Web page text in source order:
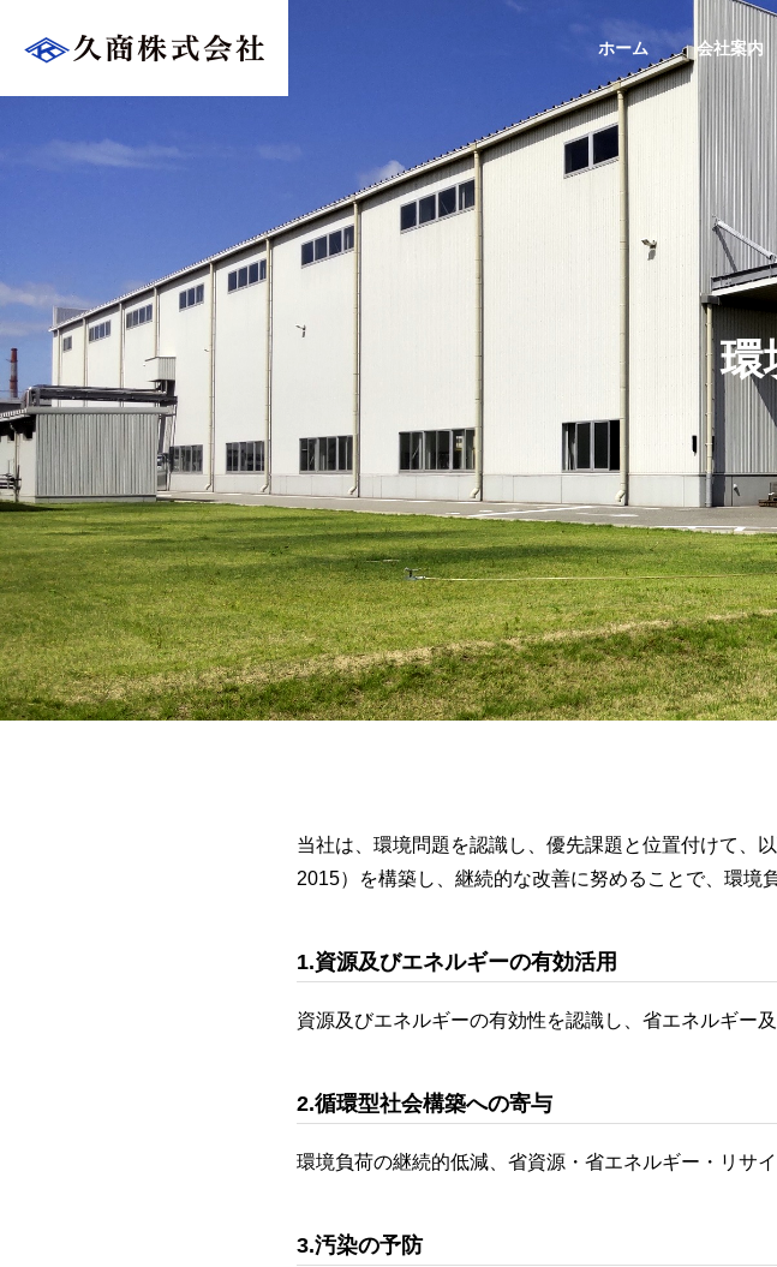
ホーム 会社案内
環
当社は、環境問題を認識し、優先課題と位置付けて、
2015）を構築し、継続的な改善に努めることで、環境
1.資源及びエネルギーの有効活用
資源及びエネルギーの有効性を認識し、省エネルギー
2.循環型社会構築への寄与
環境負荷の継続的低減、省資源・省エネルギー・リサ
3.汚染の予防